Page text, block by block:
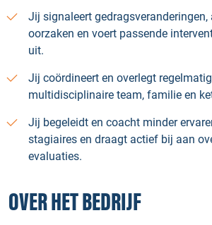
Jij signaleert gedragsveranderingen,
oorzaken en voert passende
uit.
Jij coördineert en overlegt
multidisciplinaire team, familie en
Jij begeleidt en coacht minder
stagiaires en draagt actief bij aan
evaluaties.
OVER HET BEDRIJF